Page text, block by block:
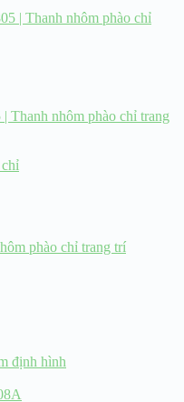
Thanh nhôm phào chỉ trang
phào chỉ trang trí
định hình